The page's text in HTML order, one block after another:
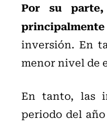
Por su parte,
inversión. En
menor nivel de
En tanto, las
periodo del